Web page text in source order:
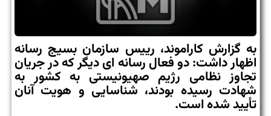
به گزارش کاراموند، رییس سازمان بسیج رسانه
اظهار داشت: دو فعال رسانه ای دیگر که در جریان
تجاوز نظامی رژیم صهیونیستی به کشور به
شهادت رسیده بودند، شناسایی و هویت آنان
تأیید شده است.